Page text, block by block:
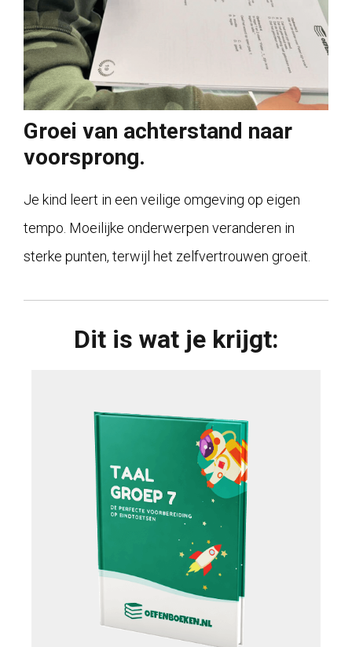
Groei van achterstand naar
voorsprong.
Je kind leert in een veilige omgeving op eigen
tempo. Moeilijke onderwerpen veranderen in
sterke punten, terwijl het zelfvertrouwen groeit.
Dit is wat je krijgt: